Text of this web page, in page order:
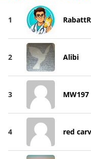
1
2 Alibi
3 MW197
4 red